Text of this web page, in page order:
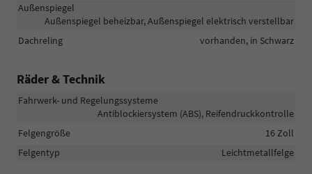
Außenspiegel
Außenspiegel beheizbar, Außenspiegel elektrisch verstellbar
Dachreling
vorhanden, in Schwarz
Räder & Technik
Fahrwerk- und Regelungssysteme
Antiblockiersystem (ABS), Reifendruckkontrolle
Felgengröße
16 Zoll
Felgentyp
Leichtmetallfelge